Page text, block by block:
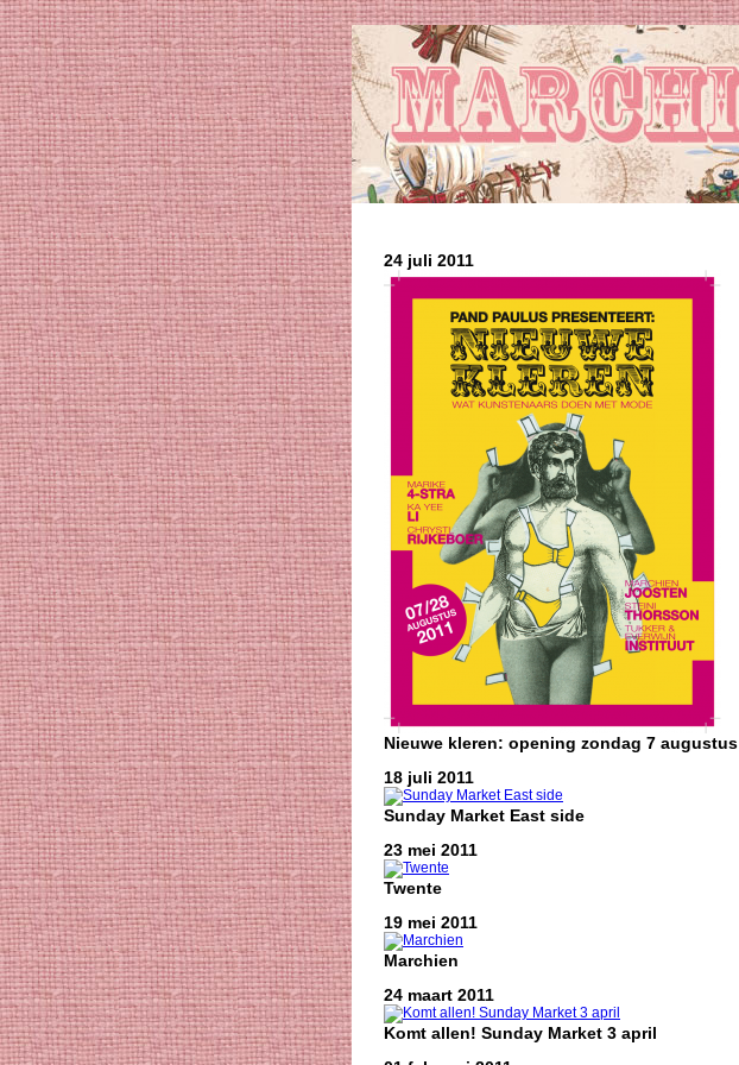
24 juli 2011
Nieuwe kleren: opening zondag 7 augustus
18 juli 2011
Sunday Market East side
23 mei 2011
Twente
19 mei 2011
Marchien
24 maart 2011
Komt allen! Sunday Market 3 april